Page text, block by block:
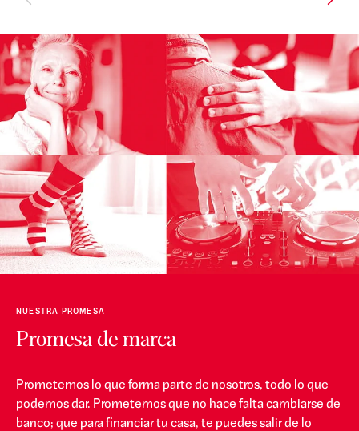
NUESTRA PROMESA
Promesa de marca
Prometemos lo que forma parte de nosotros, todo lo que
podemos dar. Prometemos que no hace falta cambiarse de
banco; que para financiar tu casa, te puedes salir de lo